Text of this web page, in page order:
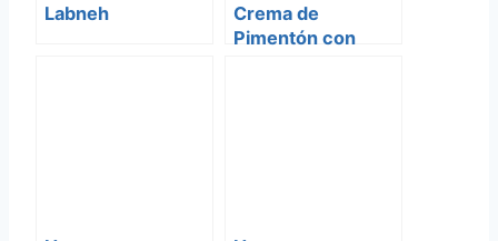
Labneh
Crema de
Pimentón con